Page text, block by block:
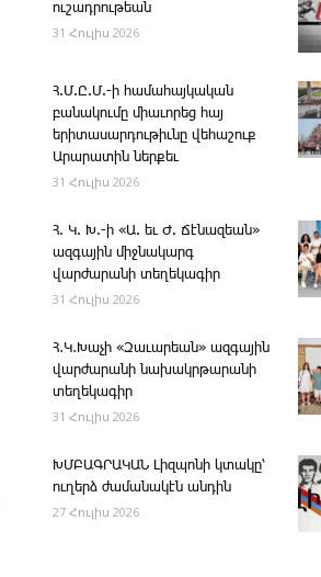
ուշադրութեան
31 Հուլիս 2026
Հ.Մ.Ը.Մ.-ի համահայկական
բանակումը միաւորեց հայ
երիտասարդութիւնը վեհաշուք
Արարատին ներքեւ
31 Հուլիս 2026
Հ. Կ. Խ.-ի «Ա. եւ Ժ. ­Ճէնազեան»
ազգային միջնակարգ
վարժարանի տեղեկագիր
31 Հուլիս 2026
Հ․Կ․Խաչի «Զաւարեան» ազգային
վարժարանի նախակրթարանի
տեղեկագիր
31 Հուլիս 2026
ԽՄԲԱԳՐԱԿԱՆ ­Լիզպոնի կտակը՝
ուղերձ ժամանակէն անդին
27 Հուլիս 2026